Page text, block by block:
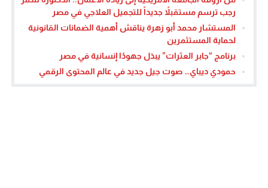
رجب ترسم مستقبلاً جديداً للتجميل العلاجي في مصر
المستشار محمد أبو زهرة يناقش أهمية الضمانات القانونية
لحماية المستثمرين
برنامج “جابر العثرات” يبذل جهودًا إنسانية في مصر
حمودي ديباي… صوت جيل جديد في عالم المحتوى الرقمي